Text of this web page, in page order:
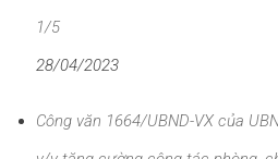
1/5
28/04/2023
Công văn 1664/UBND-VX của